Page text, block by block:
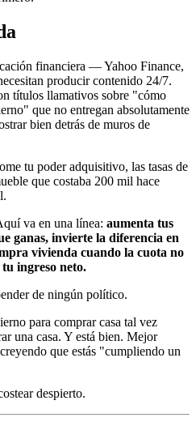
financiera — Yahoo Finance,
producir contenido 24/7.
títulos llamativos sobre "cómo
que no entregan absolutamente
bien detrás de muros de
tu poder adquisitivo, las tasas de
que costaba 200 mil hace
va en una línea: aumenta tus
ganas, invierte la diferencia en
vivienda cuando la cuota no
ingreso neto.
de ningún político.
para comprar casa tal vez
una casa. Y está bien. Mejor
que estás "cumpliendo un
despierto.